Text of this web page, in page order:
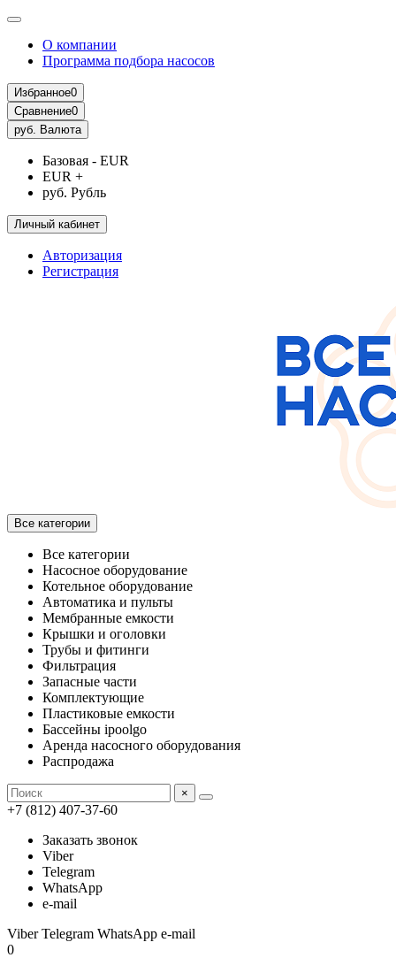
О компании
Программа подбора насосов
Избранное0
Сравнение0
руб. Валюта
Базовая - EUR
EUR +
руб. Рубль
Личный кабинет
Авторизация
Регистрация
Все категории
Все категории
Насосное оборудование
Котельное оборудование
Автоматика и пульты
Мембранные емкости
Крышки и оголовки
Трубы и фитинги
Фильтрация
Запасные части
Комплектующие
Пластиковые емкости
Бассейны ipoolgo
Аренда насосного оборудования
Распродажа
×
+7 (812) 407-37-60
Заказать звонок
Viber
Telegram
WhatsApp
e-mail
ViberTelegram WhatsApp e-mail
0